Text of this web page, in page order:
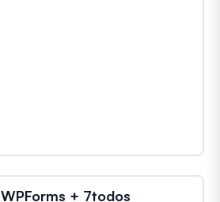
WPForms + 7todos